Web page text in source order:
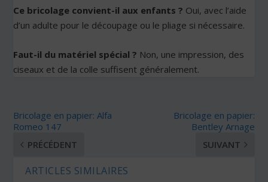
Ce bricolage convient-il aux enfants ? Oui, avec l’aide
d’un adulte pour le découpage ou le pliage si nécessaire.
Faut-il du matériel spécial ? Non, une impression, des
ciseaux et de la colle suffisent généralement.
Bricolage en papier: Alfa
Romeo 147
PRÉCÉDENT
Bricolage en papier:
Bentley Arnage
SUIVANT
ARTICLES SIMILAIRES